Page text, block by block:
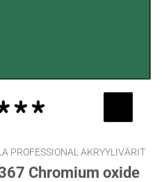
PROFESSIONAL AKRYYLIVÄRIT
Chromium oxide